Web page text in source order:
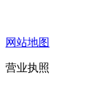
网站地图
营业执照